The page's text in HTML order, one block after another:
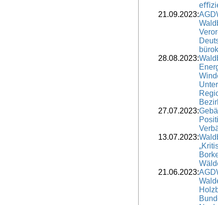
21.09.2023:
28.08.2023:
27.07.2023:
13.07.2023:
21.06.2023: